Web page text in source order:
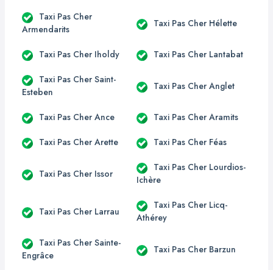
Taxi Pas Cher
Armendarits
Taxi Pas Cher Hélette
Taxi Pas Cher Iholdy Taxi Pas Cher Lantabat
Taxi Pas Cher Saint-
Esteben
Taxi Pas Cher Anglet
Taxi Pas Cher Ance Taxi Pas Cher Aramits
Taxi Pas Cher Arette Taxi Pas Cher Féas
Taxi Pas Cher Issor
Taxi Pas Cher Lourdios-
Ichère
Taxi Pas Cher Larrau
Taxi Pas Cher Licq-
Athérey
Taxi Pas Cher Sainte-
Engrâce
Taxi Pas Cher Barzun